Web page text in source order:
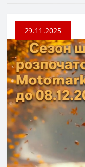
29.11.2025